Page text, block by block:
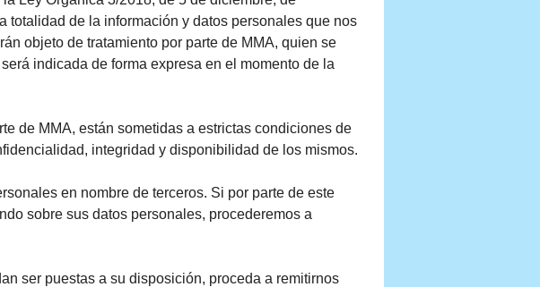
totalidad de la información y datos personales que nos
objeto de tratamiento por parte de MMA, quien se
indicada de forma expresa en el momento de la
de MMA, están sometidas a estrictas condiciones de
integridad y disponibilidad de los mismos.
en nombre de terceros. Si por parte de este
sobre sus datos personales, procederemos a
ser puestas a su disposición, proceda a remitirnos